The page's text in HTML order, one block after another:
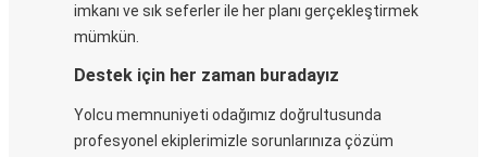
imkanı ve sık seferler ile her planı gerçekleştirmek
mümkün.
Destek için her zaman buradayız
Yolcu memnuniyeti odağımız doğrultusunda
profesyonel ekiplerimizle sorunlarınıza çözüm